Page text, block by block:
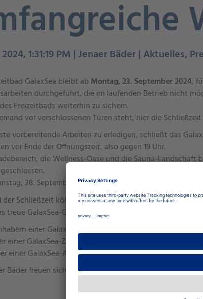
2024, 1:31:19 PM | Jenaer Bäder | Aktuelles,
GalaxSea bleibt ab Montag, 23. September 2024,
durchgeführt, die im laufenden Betrieb nicht
Freizeitbads weiterhin zu sichern.
vor verschlossenen Türen steht, hier die
vorbereitende Arbeiten zu erledigen, schließt das
vor Ende der Öffnungszeit, also gegen 19 Uhr.
die Wellness-Oase und die Sauna-
28. September, öffnet das GalaxSea wieder regulär.
der Schließzeit können Schwimmbegeisterte die
treue GalaxSea-Gäste können folgende Aktionen nutzen:
einer GalaxSea-Abokarte wird ermöglicht, die
einer GalaxSea-Zehnerkarte erhalten ebenfalls Zugang
einer GalaxSea-Abokarte erhalten freien Eintritt in das
Bäder freuen sich darauf, ihre Gäste nach Abschluss